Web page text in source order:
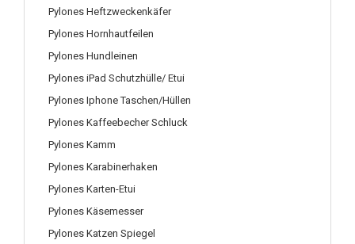
Pylones Heftzweckenkäfer
Pylones Hornhautfeilen
Pylones Hundleinen
Pylones iPad Schutzhülle/ Etui
Pylones Iphone Taschen/Hüllen
Pylones Kaffeebecher Schluck
Pylones Kamm
Pylones Karabinerhaken
Pylones Karten-Etui
Pylones Käsemesser
Pylones Katzen Spiegel